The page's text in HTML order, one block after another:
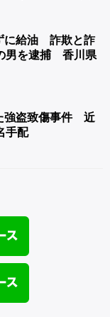
に給油 詐欺と詐
男を逮捕 香川県
強盗致傷事件 近
手配